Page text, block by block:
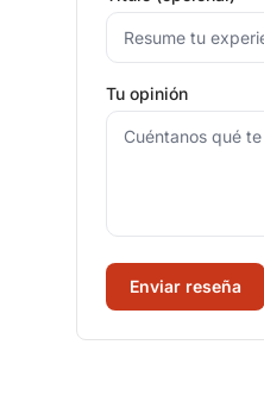
Tu opinión
Enviar reseña